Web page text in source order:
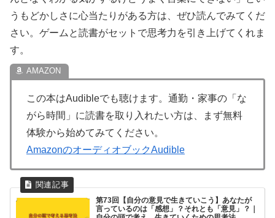
うもどかしさに心当たりがある方は、ぜひ読んでみてくだ
さい。ゲームと読書がセットで思考力を引き上げてくれま
す。
この本はAudibleでも聴けます。通勤・家事の「な
がら時間」に読書を取り入れたい方は、まず無料
体験から始めてみてください。
AmazonのオーディオブックAudible
第73回【自分の意見で生きていこう】あなたが
言っているのは「感想」？それとも「意見」？｜